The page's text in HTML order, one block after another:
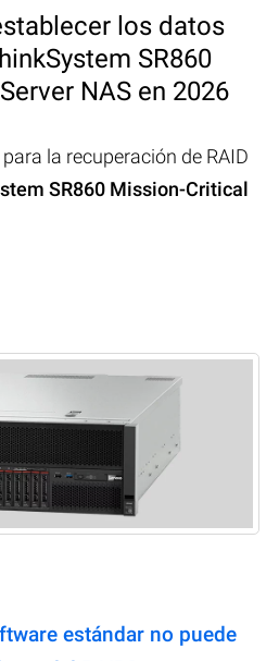
los datos
SR860
NAS en 2026
la recuperación de RAID
SR860 Mission-Critical
estándar no puede